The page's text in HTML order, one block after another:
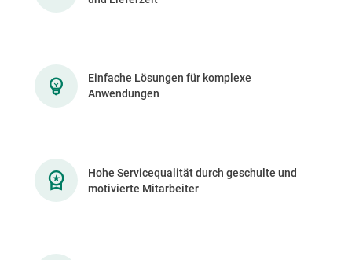
Einfache Lösungen für komplexe
Anwendungen
Hohe Servicequalität durch geschulte und
motivierte Mitarbeiter